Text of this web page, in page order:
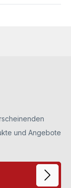
und Angebote